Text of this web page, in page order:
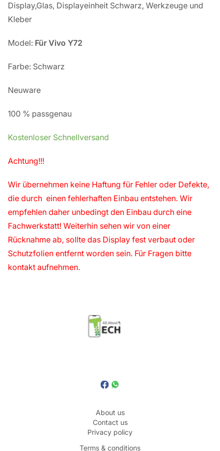
Display,Glas, Displayeinheit Schwarz, Werkzeuge und
Kleber
Model: Für Vivo Y72
Farbe: Schwarz
Neuware
100 % passgenau
Kostenloser Schnellversand
Achtung!!!
Wir übernehmen keine Haftung für Fehler oder Defekte,
die durch einen fehlerhaften Einbau entstehen. Wir
empfehlen daher unbedingt den Einbau durch eine
Fachwerkstatt! Weiterhin sehen wir von einer
Rücknahme ab, sollte das Display fest verbaut oder
Schutzfolien entfernt worden sein. Für Fragen bitte
kontakt aufnehmen.
About us
Contact us
Privacy policy
Terms & conditions